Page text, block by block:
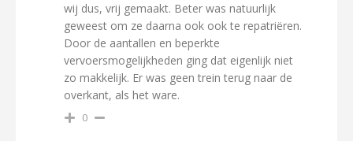
wij dus, vrij gemaakt. Beter was natuurlijk
geweest om ze daarna ook ook te repatriëren.
Door de aantallen en beperkte
vervoersmogelijkheden ging dat eigenlijk niet
zo makkelijk. Er was geen trein terug naar de
overkant, als het ware.
0